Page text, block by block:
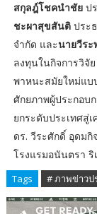
สกุลฎ์โชคนำชัย ป
ชะผาสุขสันติประ
จำกัด และนายวีร
ลงทุนในกิจการวิจั
พาหนะสมัยใหม่แบ
ศักยภาพผู้ประกอบ
ยกระดับประเทศสู่
ดร. วีระศักดิ์ อุดม
โรงแรมอนันตรา ริ
Tags # ภาพข่าว